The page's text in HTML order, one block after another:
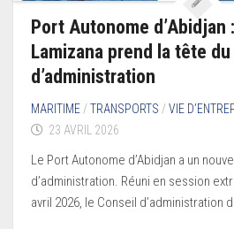
Port Autonome d’Abidjan
Lamizana prend la tête du
d’administration
MARITIME /TRANSPORTS /VIE
23 AVRIL 2026
Le Port Autonome d’Abidjan a un
d’administration. Réuni en session
avril 2026, le Conseil d’administration